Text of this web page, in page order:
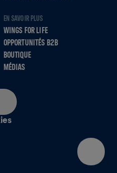
EN SAVOIR PLUS
WINGS FOR LIFE
OPPORTUNITÉS B2B
BOUTIQUE
MÉDIAS